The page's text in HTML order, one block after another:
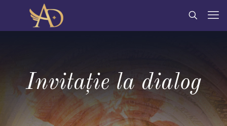
Invitaţie la dialog